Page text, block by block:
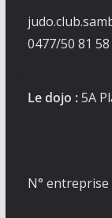
0477/50 81 58
Le dojo :5A
N° entreprise